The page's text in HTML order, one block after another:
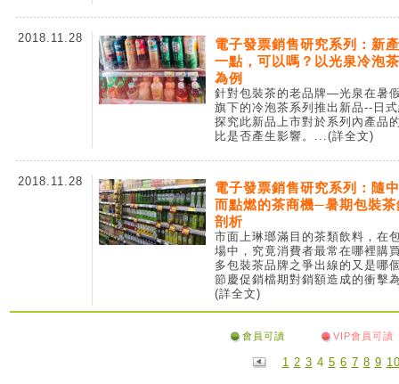
2018.11.28
電子發票銷售研究系列：新
一點，可以嗎？以光泉冷泡
為例
針對包裝茶的老品牌—光泉在暑
旗下的冷泡茶系列推出新品--日
探究此新品上市對於系列內產品
比是否產生影響。 ...(詳全文)
2018.11.28
電子發票銷售研究系列：隨
而點燃的茶商機─暑期包裝茶
剖析
市面上琳瑯滿目的茶類飲料，在
場中，究竟消費者最常在哪裡購
多包裝茶品牌之爭出線的又是哪
節慶促銷檔期對銷額造成的衝擊
(詳全文)
會員可讀 VIP會員可讀
1 2 3 4 5 6 7 8 9